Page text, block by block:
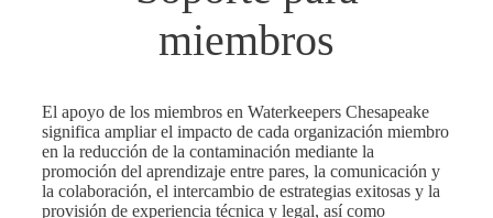
miembros
El apoyo de los miembros en Waterkeepers Chesapeake
significa ampliar el impacto de cada organización miembro
en la reducción de la contaminación mediante la
promoción del aprendizaje entre pares, la comunicación y
la colaboración, el intercambio de estrategias exitosas y la
provisión de experiencia técnica y legal, así como